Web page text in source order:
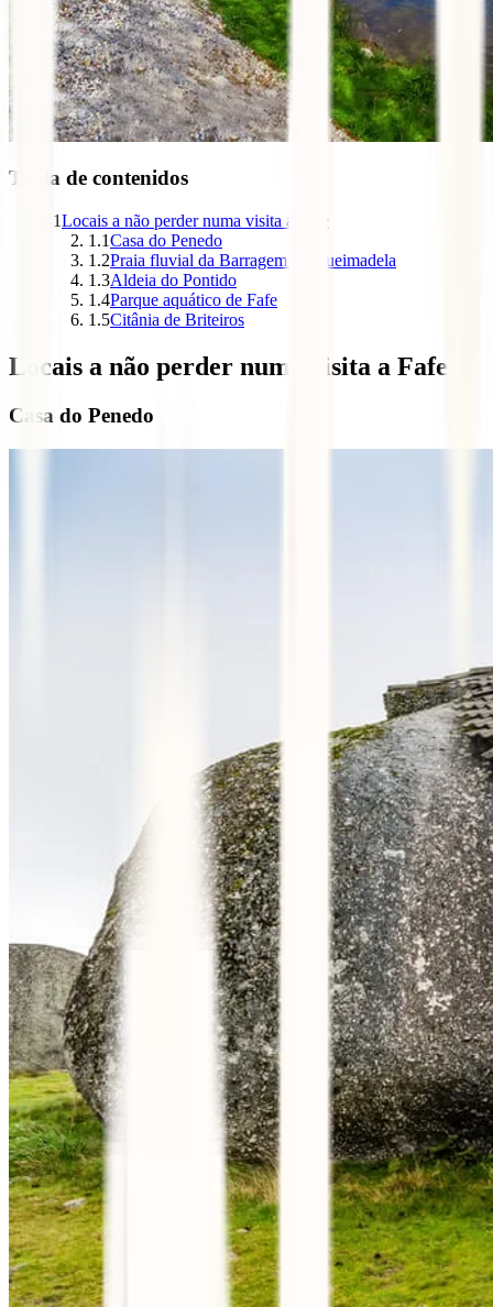
Tabla de contenidos
1Locais a não perder numa visita a Fafe
1.1Casa do Penedo
1.2Praia fluvial da Barragem da Queimadela
1.3Aldeia do Pontido
1.4Parque aquático de Fafe
1.5Citânia de Briteiros
Locais a não perder numa visita a Fafe
Casa do Penedo